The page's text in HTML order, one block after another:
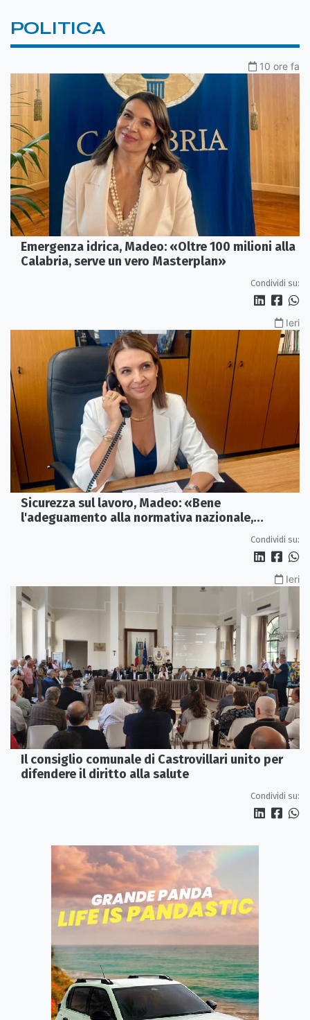
POLITICA
10 ore fa
Emergenza idrica, Madeo: «Oltre 100 milioni alla
Calabria, serve un vero Masterplan»
Condividi su:
Ieri
Sicurezza sul lavoro, Madeo: «Bene
l'adeguamento alla normativa nazionale,
Condividi su:
Ieri
Il consiglio comunale di Castrovillari unito per
difendere il diritto alla salute
Condividi su: